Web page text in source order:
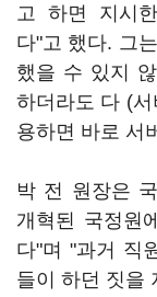
고 하면 지시
다"고 했다. 그
했을 수 있지
하더라도 다 (
용하면 바로 서
박 전 원장은
개혁된 국정원
다"며 "과거 직
들이 하던 짓을